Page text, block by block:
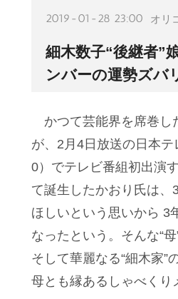
2019-01-28 23:00 オリ
細木数子“後継者”
ンバーの運勢ズバ
かつて芸能界を席巻し
が、2月4日放送の日本
0）でテレビ番組初出演
て誕生したかおり氏は
ほしいという思いから 3
なったという。そんな“
そして華麗なる“細木家”
母とも縁あるしゃべくり